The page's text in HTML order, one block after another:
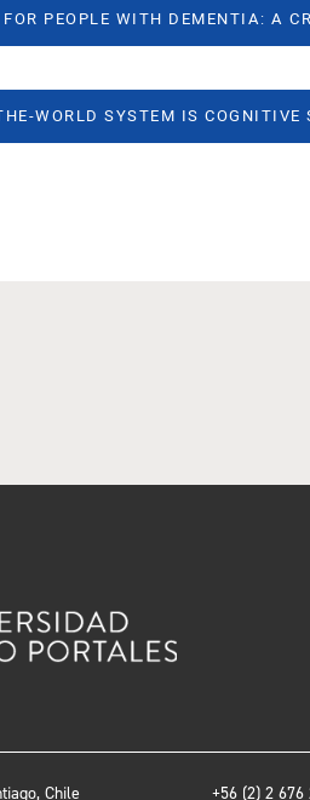
PEOPLE WITH DEMENTIA: A
WORLD SYSTEM IS COGNITIVE
Chile +56 (2) 2 676